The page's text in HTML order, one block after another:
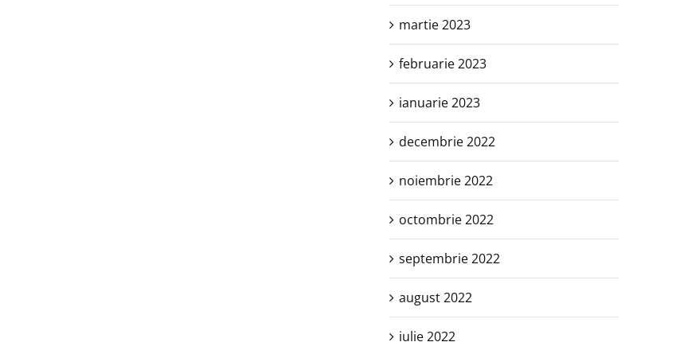
martie 2023
februarie 2023
ianuarie 2023
decembrie 2022
noiembrie 2022
octombrie 2022
septembrie 2022
august 2022
iulie 2022